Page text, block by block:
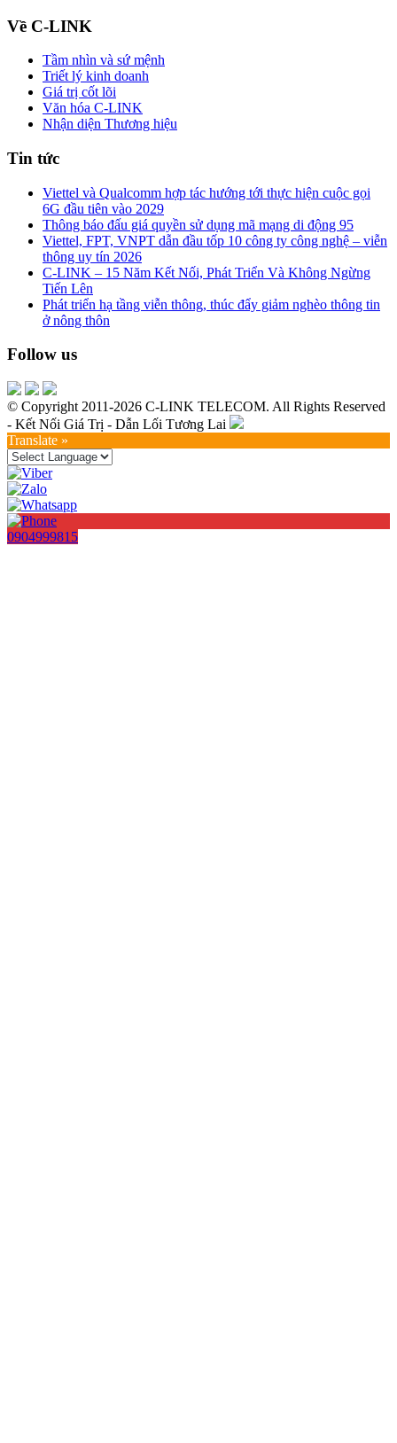
Về C-LINK
Tầm nhìn và sứ mệnh
Triết lý kinh doanh
Giá trị cốt lõi
Văn hóa C-LINK
Nhận diện Thương hiệu
Tin tức
Viettel và Qualcomm hợp tác hướng tới thực hiện cuộc gọi
6G đầu tiên vào 2029
Thông báo đấu giá quyền sử dụng mã mạng di động 95
Viettel, FPT, VNPT dẫn đầu tốp 10 công ty công nghệ – viễn
thông uy tín 2026
C-LINK – 15 Năm Kết Nối, Phát Triển Và Không Ngừng
Tiến Lên
Phát triển hạ tầng viễn thông, thúc đẩy giảm nghèo thông tin
ở nông thôn
Follow us
© Copyright 2011-2026 C-LINK TELECOM. All Rights Reserved
- Kết Nối Giá Trị - Dẫn Lối Tương Lai
Translate »
0904999815